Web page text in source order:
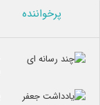
پرخواننده